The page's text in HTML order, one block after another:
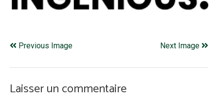
Previous Image Next Image
Laisser un commentaire